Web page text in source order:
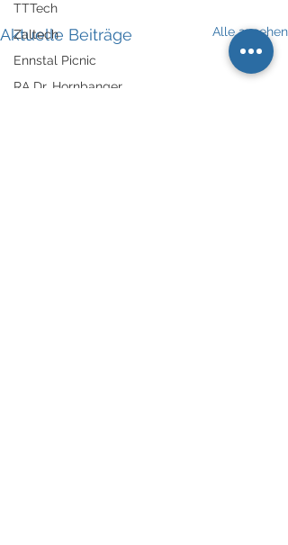
TTTech
Zaltech
Ennstal Picnic
RA Dr. Hornbanger
Aktuelle Beiträge Alle ansehen